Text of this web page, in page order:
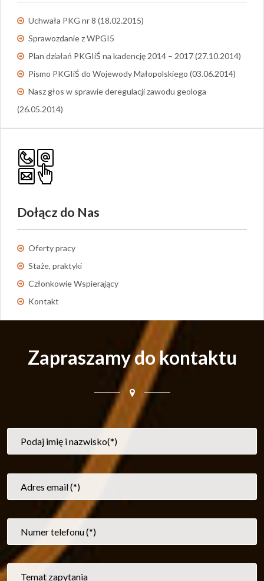
Uchwała PKG nr 8 (18.02.2015)
Sprawozdanie z WPGI5
Plan działań PKGIiŚ na kadencję 2014 – 2017 (27.10.2014)
Pismo PKGIiŚ do Wojewody Małopolskiego (03.06.2014)
Nasz głos w sprawie deregulacji zawodu geologa
(26.05.2014)
Dołącz do Nas
Oferty pracy
Staże, praktyki
Członkowie Wspierający
Kontakt
Zapraszamy do kontaktu